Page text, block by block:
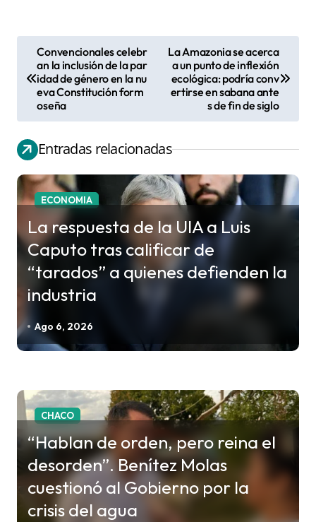
e
g
a
c
i
ó
e
n
t
a
d
a
Convencionales celebr
an la inclusión de la par
idad de género en la nu
eva Constitución form
oseña
La Amazonia se acerca
a un punto de inflexión
ecológica: podría conv
ertirse en sabana ante
s de fin de siglo
Entradas relacionadas
ECONOMIA
La respuesta de la UIA a Luis
Caputo tras calificar de
“tarados” a quienes defienden la
industria
Ago 6, 2026
CHACO
“Hablan de orden, pero reina el
desorden”. Benítez Molas
cuestionó al Gobierno por la
crisis del agua